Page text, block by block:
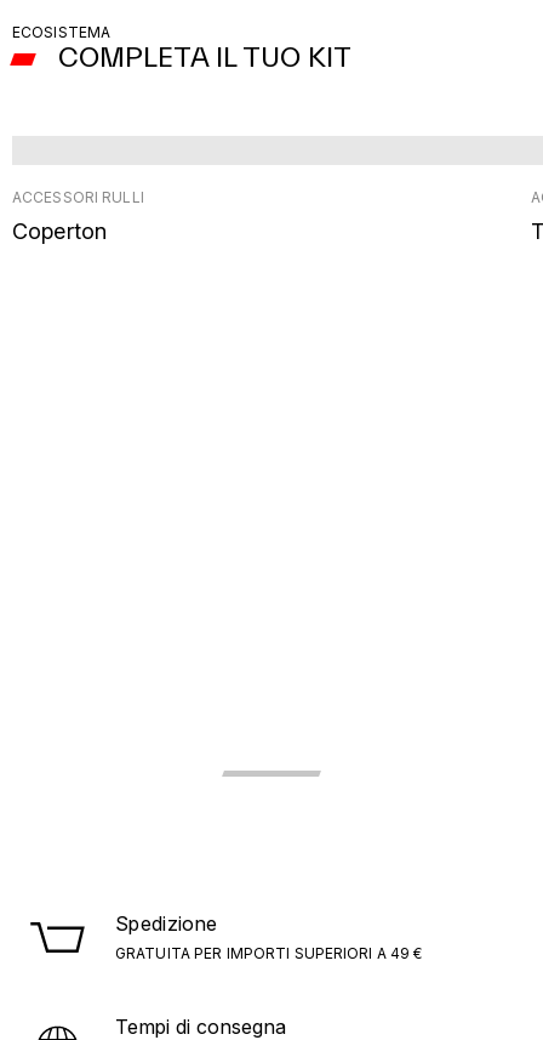
ECOSISTEMA
COMPLETA IL TUO KIT
ACCESSORI RULLI
Coperton
Spedizione
GRATUITA PER IMPORTI SUPERIORI A 49 €
Tempi di consegna